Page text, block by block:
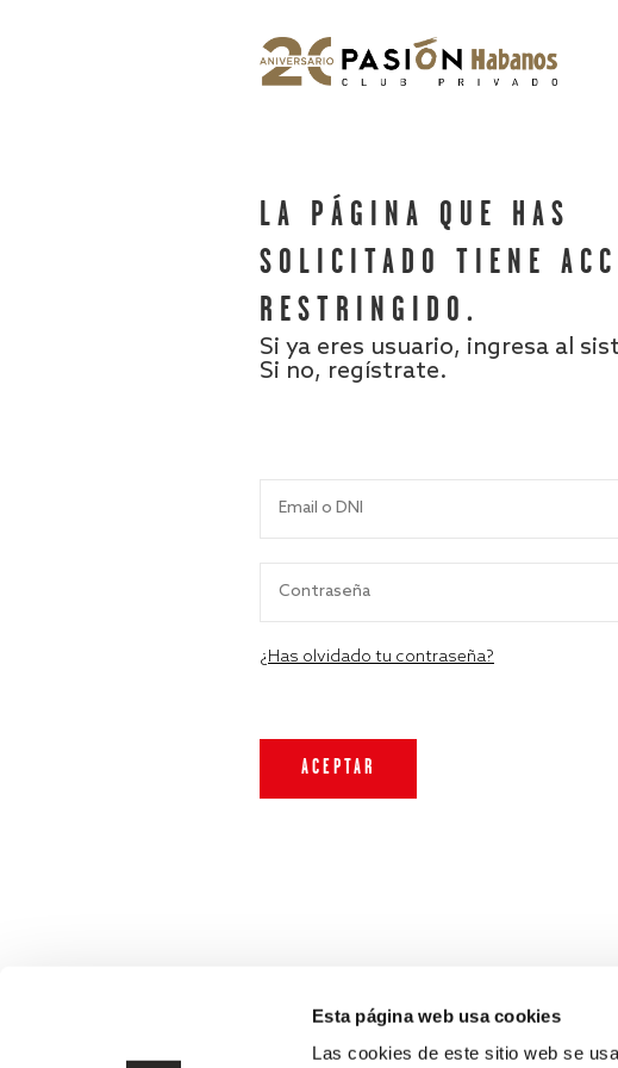
Esta página web usa cookies
Las cookies de este sitio web se
LA PÁGINA QUE HAS
SOLICITADO TIENE
RESTRINGIDO.
Si ya eres usuario, ingresa al
Si no, regístrate.
¿Has olvidado tu contraseña?